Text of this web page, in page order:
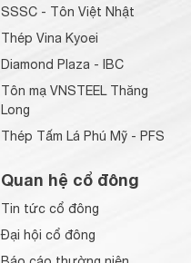
SSSC - Tôn Việt Nhật
Thép Vina Kyoei
Diamond Plaza - IBC
Tôn mạ VNSTEEL Thăng
Long
Thép Tấm Lá Phú Mỹ - PFS
Quan hệ cổ đông
Tin tức cổ đông
Đại hội cổ đông